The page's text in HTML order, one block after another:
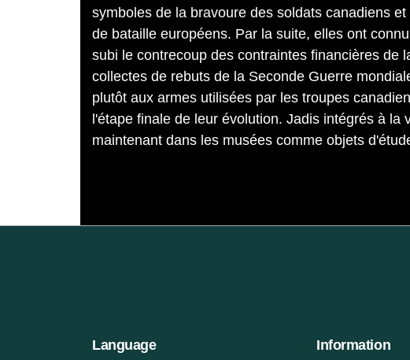
symboles de la bravoure des soldats canadiens
de bataille européens. Par la suite, elles ont
subi le contrecoup des contraintes financières de
collectes de rebuts de la Seconde Guerre
plutôt aux armes utilisées par les troupes
l'étape finale de leur évolution. Jadis intégrés à la
maintenant dans les musées comme objets
Language Information